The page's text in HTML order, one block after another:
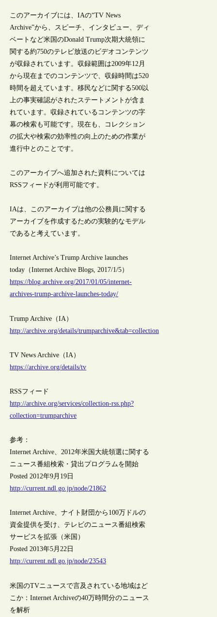
このアーカイブには、IAの“TV News
Archive”から、スピーチ、インタビュー、ディ
ベートなど米国のDonald Trump次期大統領に
関する約750のテレビ放送のビデオコンテンツ
が収録されています。収録範囲は2009年12月
から現在までのコンテンツで、収録時間は520
時間を超えています。移民などに関する500以
上の事実確認がされたステートメントが含ま
れています。収録されているコンテンツの字
幕の検索も可能です。現在も、コレクション
の拡大や検索の効率性の向上のための作業が
進行中とのことです。
このアーカイブへ追加された資料については
RSSフィードが利用可能です。
IAは、このアーカイブは他の公務員に関する
アーカイブを作成するための実験的なモデル
であると考えています。
Internet Archive’s Trump Archive launches
today（Internet Archive Blogs, 2017/1/5）
https://blog.archive.org/2017/01/05/internet-
archives-trump-archive-launches-today/
Trump Archive（IA）
http://archive.org/details/trumparchive&tab=collection
TV News Archive（IA）
https://archive.org/details/tv
RSSフィード
http://archive.org/services/collection-rss.php?
collection=trumparchive
参考：
Internet Archive、2012年米国大統領選に関する
ニュース番組検索・貸出プログラムを開始
Posted 2012年9月19日
http://current.ndl.go.jp/node/21862
Internet Archive、ナイト財団から100万ドルの
資金提供を受け、テレビのニュース番組検索
サービスを拡張（米国）
Posted 2013年5月22日
http://current.ndl.go.jp/node/23543
米国のTVニュースで言及されている地域はど
こか：Internet Archiveの40万時間分のニュース
を解析